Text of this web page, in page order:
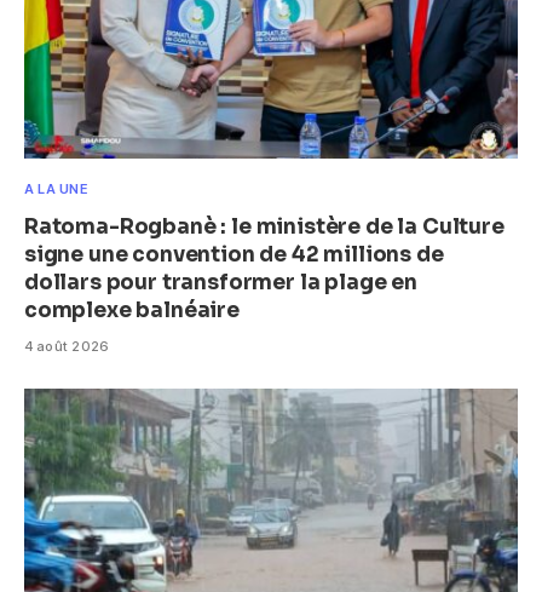
A LA UNE
Ratoma-Rogbanè : le ministère de la Culture
signe une convention de 42 millions de
dollars pour transformer la plage en
complexe balnéaire
4 août 2026